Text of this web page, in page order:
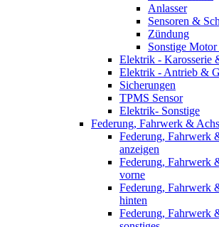
Anlasser
Sensoren &
Zündung
Sonstige
Elektrik - Karosserie
Elektrik - Antrieb &
Sicherungen
TPMS Sensor
Elektrik- Sonstige
Federung, Fahrwerk &
Federung, Fahrwerk
anzeigen
Federung, Fahrwerk
vorne
Federung, Fahrwerk
hinten
Federung, Fahrwerk